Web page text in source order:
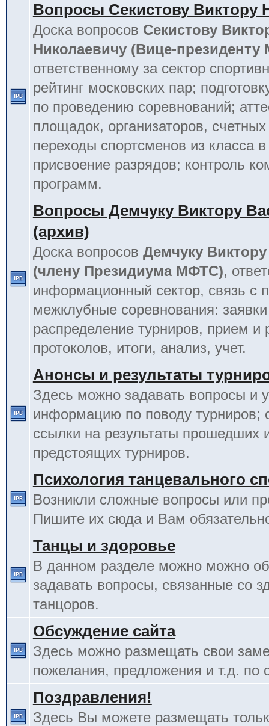
Вопросы Секистову Виктору
Доска вопросов Секистову
Николаевичу (Вице-
ответственному за сектор
рейтинг московских пар;
по проведению соревнований;
площадок, организаторов,
переходы спортсменов из класса в
присвоение разрядов; контроль
программ.
Вопросы Демчуку Виктору
(архив)
Доска вопросов Демчуку
(члену Президиума МФТС),
информационный сектор, связь с
межклубные соревнования:
распределение турниров, прием и
протоколов, итоги, анализ, учет.
Анонсы и результаты
Здесь можно задавать вопросы и
информацию по поводу турниров;
ссылки на результаты прошедших
предстоящих турниров.
Психология танцевального
Возникли сложные вопросы или
Пишите их сюда и Вам
Танцы и здоровье
В данном разделе можно можно
задавать вопросы, связанные со
танцоров.
Обсуждение сайта
Здесь можно размещать свои
пожелания, предложения и т.д. по
Поздравления!
Здесь Вы можете размещать